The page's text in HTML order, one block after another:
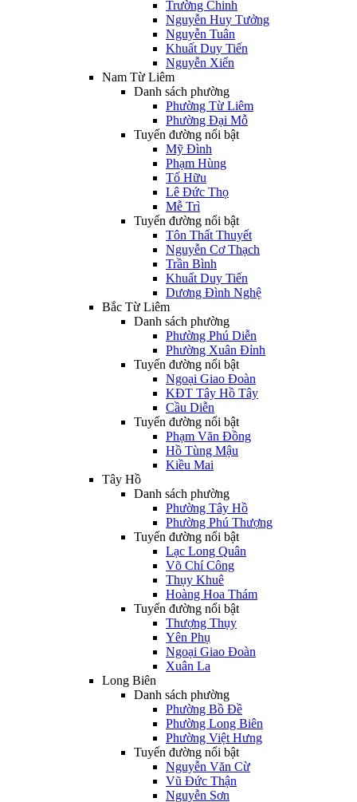
Trường Chinh
Nguyễn Huy Tưởng
Nguyễn Tuân
Khuất Duy Tiến
Nguyễn Xiển
Nam Từ Liêm
Danh sách phường
Phường Từ Liêm
Phường Đại Mỗ
Tuyến đường nổi bật
Mỹ Đình
Phạm Hùng
Tố Hữu
Lê Đức Thọ
Mễ Trì
Tuyến đường nổi bật
Tôn Thất Thuyết
Nguyễn Cơ Thạch
Trần Bình
Khuất Duy Tiến
Dương Đình Nghệ
Bắc Từ Liêm
Danh sách phường
Phường Phú Diễn
Phường Xuân Đỉnh
Tuyến đường nổi bật
Ngoại Giao Đoàn
KĐT Tây Hồ Tây
Cầu Diễn
Tuyến đường nổi bật
Phạm Văn Đồng
Hồ Tùng Mậu
Kiều Mai
Tây Hồ
Danh sách phường
Phường Tây Hồ
Phường Phú Thượng
Tuyến đường nổi bật
Lạc Long Quân
Võ Chí Công
Thụy Khuê
Hoàng Hoa Thám
Tuyến đường nổi bật
Thượng Thụy
Yên Phụ
Ngoại Giao Đoàn
Xuân La
Long Biên
Danh sách phường
Phường Bồ Đề
Phường Long Biên
Phường Việt Hưng
Tuyến đường nổi bật
Nguyễn Văn Cừ
Vũ Đức Thận
Nguyễn Sơn